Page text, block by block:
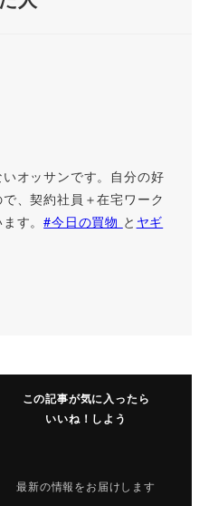
オッサンです。自分の好
、契約社員＋在宅ワーク
す。#今日の買物 と ヤギ
この記事が気に入ったら
いいね！しよう
最新の情報をお届けします